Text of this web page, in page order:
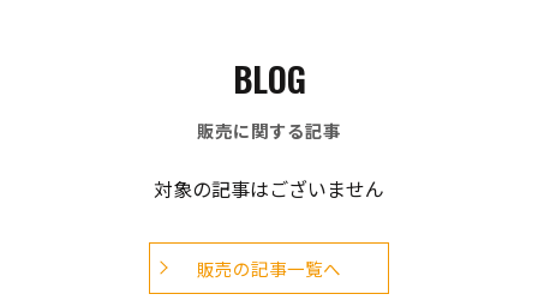
BLOG
販売に関する記事
対象の記事はございません
販売の記事一覧へ